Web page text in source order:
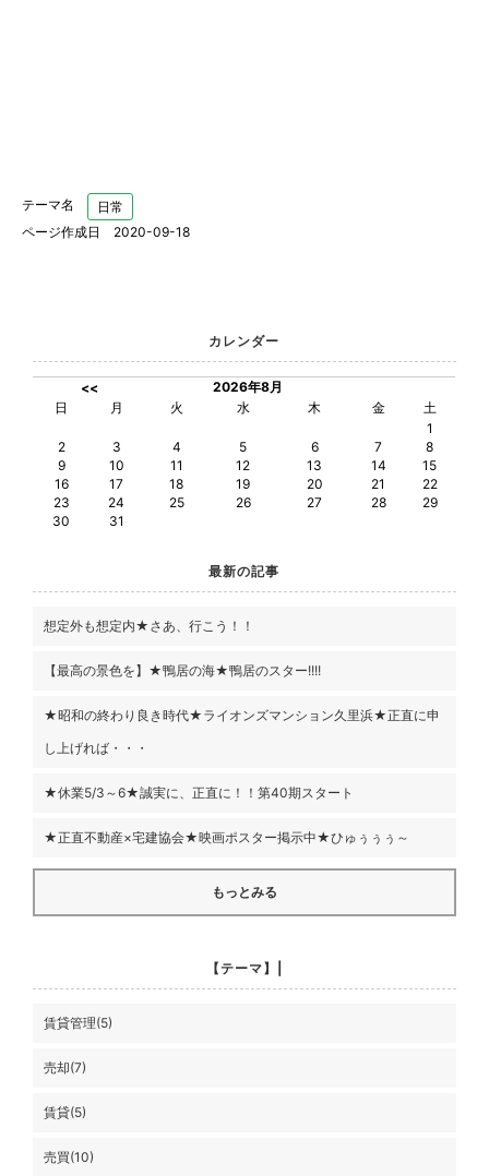
テーマ名
日常
ページ作成日 2020-09-18
カレンダー
<<
2026年8月
日
月 火 水 木 金
土
1
2
3 4 5 6 7
8
9
10 11 12 13 14
15
16
17 18 19 20 21
22
23
24 25 26 27 28
29
30
31
最新の記事
想定外も想定内★さあ、行こう！！
【最高の景色を】★鴨居の海★鴨居のスター!!!!
★昭和の終わり良き時代★ライオンズマンション久里浜★正直に申
し上げれば・・・
★休業5/3～6★誠実に、正直に！！第40期スタート
★正直不動産×宅建協会★映画ポスター掲示中★ひゅぅぅぅ～
もっとみる
【テーマ】|
賃貸管理(5)
売却(7)
賃貸(5)
売買(10)